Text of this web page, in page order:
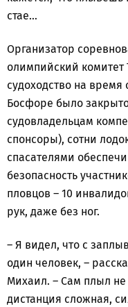
стае…
Организатор
олимпийский комитет
судоходство на
Босфоре было
судовладельцам
спонсоры), сотни
спасателями
безопасность
пловцов – 10
рук, даже без ног.
– Я видел, что с
один человек, –
Михаил. – Сам плыл не
дистанция сложная,